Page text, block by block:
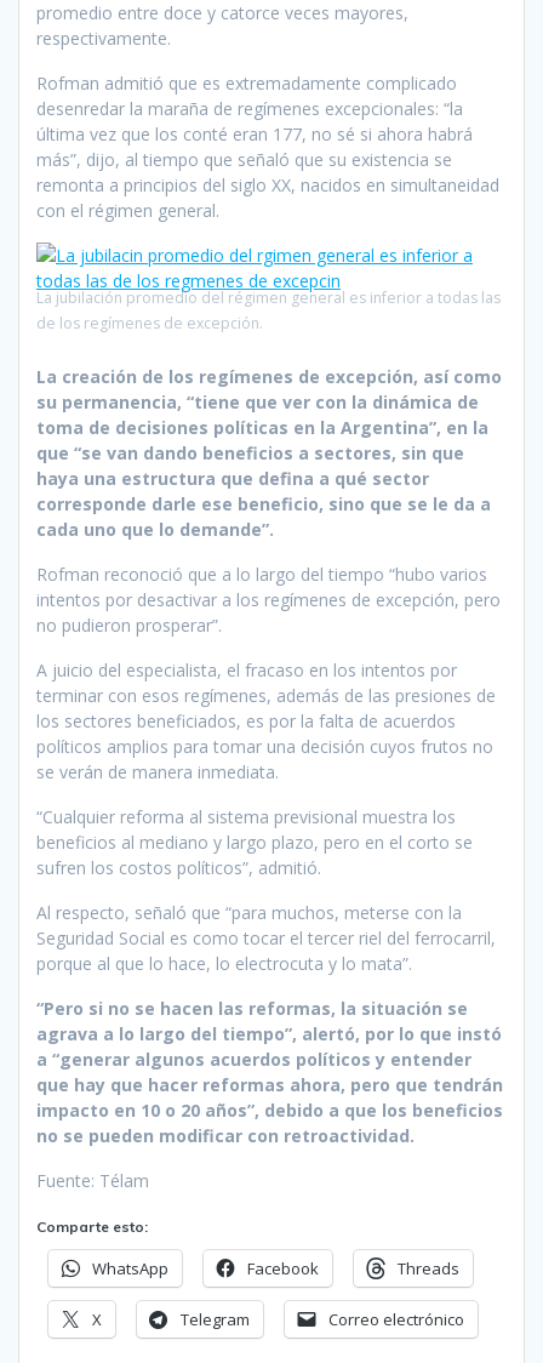
promedio entre doce y catorce veces mayores,
respectivamente.
Rofman admitió que es extremadamente complicado
desenredar la maraña de regímenes excepcionales: “la
última vez que los conté eran 177, no sé si ahora habrá
más”, dijo, al tiempo que señaló que su existencia se
remonta a principios del siglo XX, nacidos en simultaneidad
con el régimen general.
La jubilación promedio del régimen general es inferior a todas las
de los regímenes de excepción.
La creación de los regímenes de excepción, así como
su permanencia, “tiene que ver con la dinámica de
toma de decisiones políticas en la Argentina”, en la
que “se van dando beneficios a sectores, sin que
haya una estructura que defina a qué sector
corresponde darle ese beneficio, sino que se le da a
cada uno que lo demande”.
Rofman reconoció que a lo largo del tiempo “hubo varios
intentos por desactivar a los regímenes de excepción, pero
no pudieron prosperar”.
A juicio del especialista, el fracaso en los intentos por
terminar con esos regímenes, además de las presiones de
los sectores beneficiados, es por la falta de acuerdos
políticos amplios para tomar una decisión cuyos frutos no
se verán de manera inmediata.
“Cualquier reforma al sistema previsional muestra los
beneficios al mediano y largo plazo, pero en el corto se
sufren los costos políticos”, admitió.
Al respecto, señaló que “para muchos, meterse con la
Seguridad Social es como tocar el tercer riel del ferrocarril,
porque al que lo hace, lo electrocuta y lo mata”.
“Pero si no se hacen las reformas, la situación se
agrava a lo largo del tiempo”, alertó, por lo que instó
a “generar algunos acuerdos políticos y entender
que hay que hacer reformas ahora, pero que tendrán
impacto en 10 o 20 años”, debido a que los beneficios
no se pueden modificar con retroactividad.
Fuente: Télam
Comparte esto:
WhatsApp Facebook Threads
X Telegram Correo electrónico